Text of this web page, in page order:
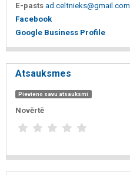
E-pasts ad.celtnieks@gmail.com
Facebook
Google Business Profile
Atsauksmes
Pievieno savu atsauksmi
Novērtē